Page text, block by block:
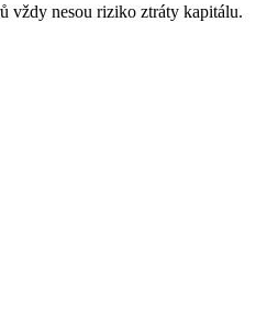
vždy nesou riziko ztráty kapitálu.